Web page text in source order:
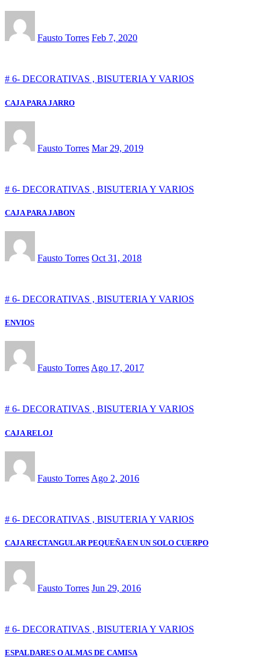
Fausto Torres Feb 7, 2020
# 6- DECORATIVAS , BISUTERIA Y VARIOS
CAJA PARA JARRO
Fausto Torres Mar 29, 2019
# 6- DECORATIVAS , BISUTERIA Y VARIOS
CAJA PARA JABON
Fausto Torres Oct 31, 2018
# 6- DECORATIVAS , BISUTERIA Y VARIOS
ENVIOS
Fausto Torres Ago 17, 2017
# 6- DECORATIVAS , BISUTERIA Y VARIOS
CAJA RELOJ
Fausto Torres Ago 2, 2016
# 6- DECORATIVAS , BISUTERIA Y VARIOS
CAJA RECTANGULAR PEQUEÑA EN UN SOLO CUERPO
Fausto Torres Jun 29, 2016
# 6- DECORATIVAS , BISUTERIA Y VARIOS
ESPALDARES O ALMAS DE CAMISA